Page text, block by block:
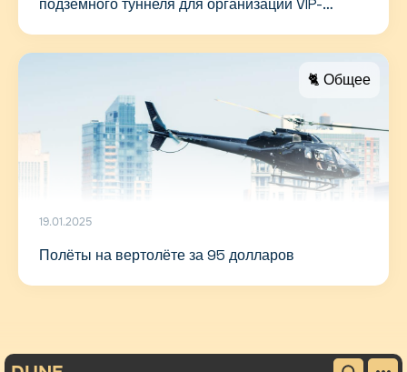
подземного туннеля для организации VIP-
🐈 Общее
19.01.2025
Полёты на вертолёте за 95 долларов